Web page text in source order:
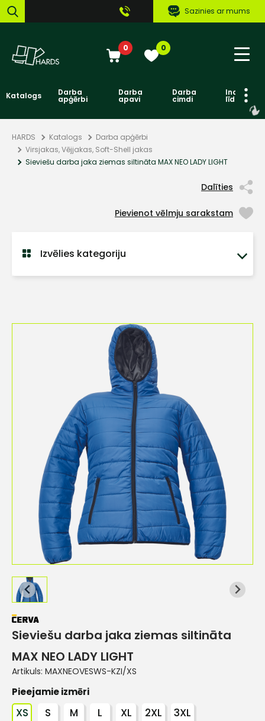
Sazinies ar mums
0 0
Katalogs Darba
apģērbi
Darba
apavi
Darba
cimdi līdzekļi
HARDS Katalogs
Darba apģērbi
Virsjakas, Vējjakas, Soft-Shell jakas
Sieviešu darba jaka ziemas siltināta MAX NEO LADY LIGHT
Dalīties
Pievienot vēlmju sarakstam
Izvēlies kategoriju
Sieviešu darba jaka ziemas siltināta
MAX NEO LADY LIGHT
Artikuls: MAXNEOVESWS-KZI/XS
Pieejamie izmēri
XS S M L XL 2XL 3XL